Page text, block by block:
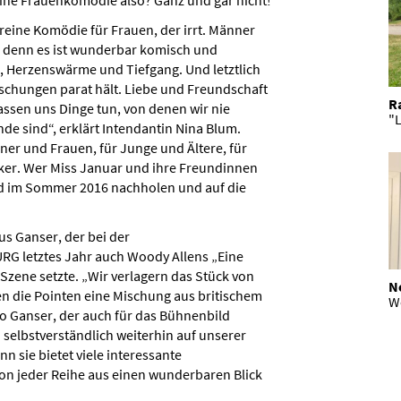
Komödie für Frauen, der irrt. Männer
es ist wunderbar komisch und
und Tiefgang. Und letztlich
parat hält. Liebe und Freundschaft
uns Dinge tun, von denen wir nie
sind“, erklärt Intendantin Nina Blum.
und Frauen, für Junge und Ältere, für
Wer Miss Januar und ihre Freundinnen
Sommer 2016 nachholen und auf die
Ganser, der bei der
letztes Jahr auch Woody Allens „Eine
setzte. „Wir verlagern das Stück von
die Pointen eine Mischung aus britischem
Ganser, der auch für das Bühnenbild
weiterhin auf unserer
sie bietet viele interessante
jeder Reihe aus einen wunderbaren Blick